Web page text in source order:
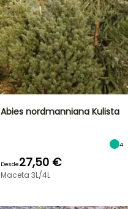
Abies nordmanniana Kulista
4
Desde27,50 €
Maceta 3L/4L